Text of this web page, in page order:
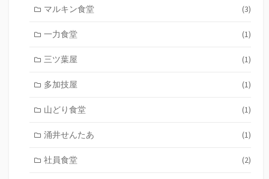
マルキン食堂 (3)
一力食堂 (1)
三ツ葉屋 (1)
多加技屋 (1)
山どり食堂 (1)
涌井せんたあ (1)
社員食堂 (2)